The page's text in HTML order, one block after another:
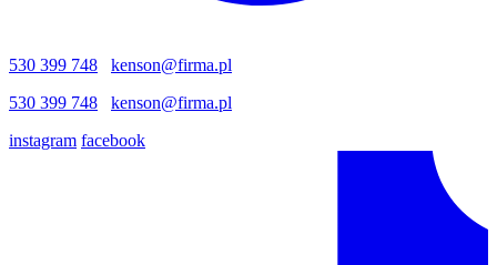
530 399 748
kenson@firma.pl
530 399 748
kenson@firma.pl
instagram facebook